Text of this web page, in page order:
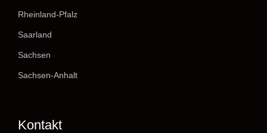
Rheinland-Pfalz
Saarland
Sachsen
Sachsen-Anhalt
Kontakt